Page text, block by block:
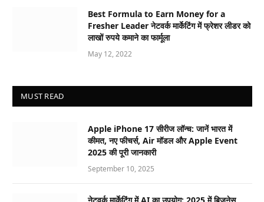
Best Formula to Earn Money for a
Fresher Leader नेटवर्क मार्केटिंग में फ्रेशर लीडर को
लाखों रुपये कमाने का फार्मूला
May 12, 2022
MUST READ
Apple iPhone 17 सीरीज लॉन्च: जानें भारत में
कीमत, नए फीचर्स, Air मॉडल और Apple Event
2025 की पूरी जानकारी
September 10, 2025